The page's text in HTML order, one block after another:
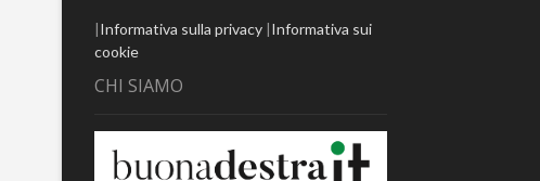
|Informativa sulla privacy |Informativa sui
cookie
CHI SIAMO